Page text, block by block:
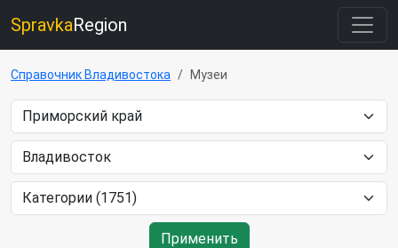
SpravkaRegion
Справочник Владивостока Музеи
Применить